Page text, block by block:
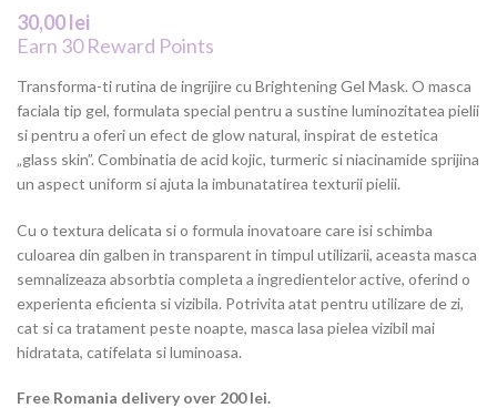
30,00lei
Earn 30 Reward Points
Transforma-ti rutina de ingrijire cu Brightening Gel Mask. O masca
faciala tip gel, formulata special pentru a sustine luminozitatea pielii
si pentru a oferi un efect de glow natural, inspirat de estetica
„glass skin”. Combinatia de acid kojic, turmeric si niacinamide sprijina
un aspect uniform si ajuta la imbunatatirea texturii pielii.
Cu o textura delicata si o formula inovatoare care isi schimba
culoarea din galben in transparent in timpul utilizarii, aceasta masca
semnalizeaza absorbtia completa a ingredientelor active, oferind o
experienta eficienta si vizibila. Potrivita atat pentru utilizare de zi,
cat si ca tratament peste noapte, masca lasa pielea vizibil mai
hidratata, catifelata si luminoasa.
Free Romania delivery over 200 lei.